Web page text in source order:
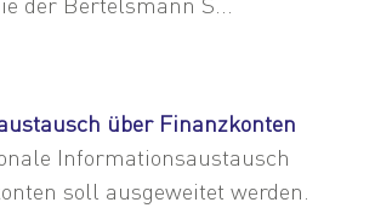
über Finanzkonten
Informationsaustausch
soll ausgeweitet werden.